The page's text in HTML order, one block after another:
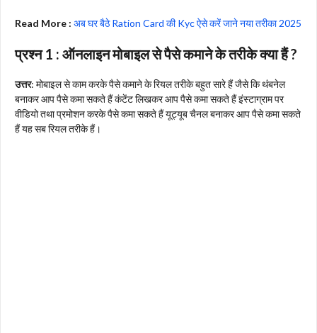
Read More : अब घर बैठे Ration Card की Kyc ऐसे करें जाने नया तरीका 2025
प्रश्न 1 : ऑनलाइन मोबाइल से पैसे कमाने के तरीके क्या हैं ?
उत्तर: मोबाइल से काम करके पैसे कमाने के रियल तरीके बहुत सारे हैं जैसे कि थंबनेल
बनाकर आप पैसे कमा सकते हैं कंटेंट लिखकर आप पैसे कमा सकते हैं इंस्टाग्राम पर
वीडियो तथा प्रमोशन करके पैसे कमा सकते हैं यूट्यूब चैनल बनाकर आप पैसे कमा सकते
हैं यह सब रियल तरीके हैं।